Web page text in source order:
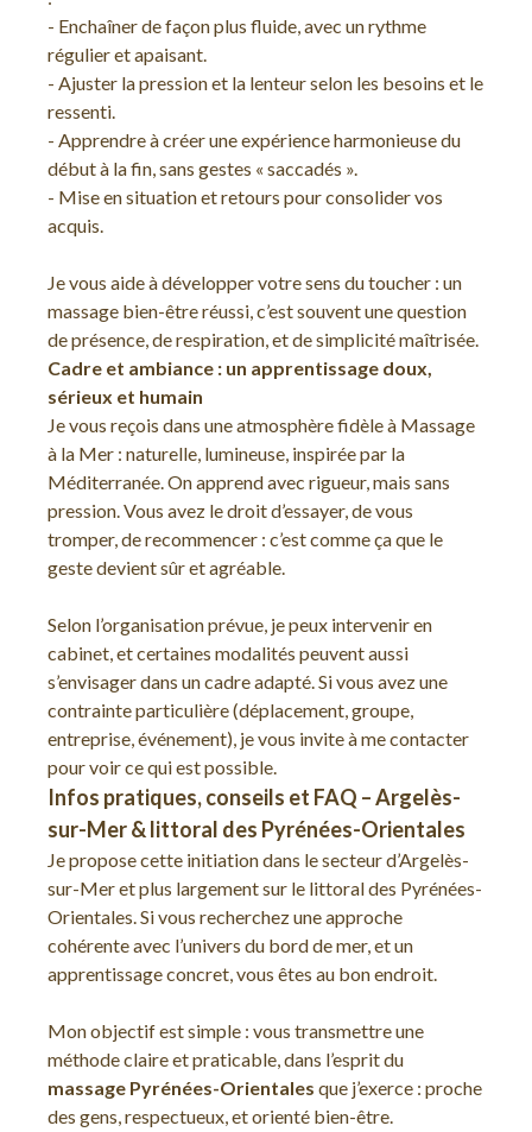
- Enchaîner de façon plus fluide, avec un rythme
régulier et apaisant.
- Ajuster la pression et la lenteur selon les besoins et le
ressenti.
- Apprendre à créer une expérience harmonieuse du
début à la fin, sans gestes « saccadés ».
- Mise en situation et retours pour consolider vos
acquis.
Je vous aide à développer votre sens du toucher : un
massage bien-être réussi, c’est souvent une question
de présence, de respiration, et de simplicité maîtrisée.
Cadre et ambiance : un apprentissage doux,
sérieux et humain
Je vous reçois dans une atmosphère fidèle à Massage
à la Mer : naturelle, lumineuse, inspirée par la
Méditerranée. On apprend avec rigueur, mais sans
pression. Vous avez le droit d’essayer, de vous
tromper, de recommencer : c’est comme ça que le
geste devient sûr et agréable.
Selon l’organisation prévue, je peux intervenir en
cabinet, et certaines modalités peuvent aussi
s’envisager dans un cadre adapté. Si vous avez une
contrainte particulière (déplacement, groupe,
entreprise, événement), je vous invite à me contacter
pour voir ce qui est possible.
Infos pratiques, conseils et FAQ – Argelès-
sur-Mer & littoral des Pyrénées-Orientales
Je propose cette initiation dans le secteur d’Argelès-
sur-Mer et plus largement sur le littoral des Pyrénées-
Orientales. Si vous recherchez une approche
cohérente avec l’univers du bord de mer, et un
apprentissage concret, vous êtes au bon endroit.
Mon objectif est simple : vous transmettre une
méthode claire et praticable, dans l’esprit du
massage Pyrénées-Orientales que j’exerce : proche
des gens, respectueux, et orienté bien-être.